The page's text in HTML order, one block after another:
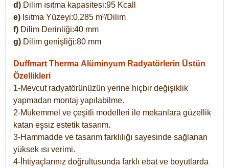
d) Dilim ısıtma kapasitesi:95 Kcall
e) Isıtma Yüzeyi:0,285 m²/Dilim
f) Dilim Derinliği:40 mm
g) Dilim genişliği:80 mm
Duffmart Therma Alüminyum Radyatörlerin Üstün
Özellikleri
1-Mevcut radyatörünüzün yerine hiçbir değişiklik
yapmadan montaj yapılabilme.
2-Mükemmel ve çeşitli modelleri ile mekanlara güzellik
katan eşsiz estetik tasarım.
3-Hammadde ve tasarım farklılığı sayesinde sağlanan
yüksek ısı verimi.
4-İhtiyaçlarınız doğrultusunda farklı ebat ve boyutlarda